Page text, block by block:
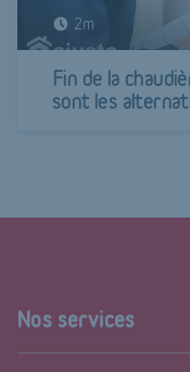
2m
Fin de la
sont les
Nos services